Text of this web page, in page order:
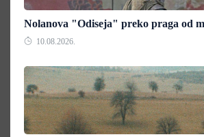
Nolanova "Odiseja" preko praga od
10.08.2026.